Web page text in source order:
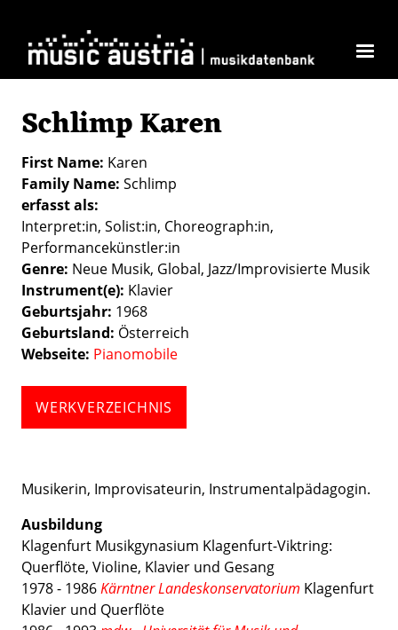
Schlimp Karen
First Name Karen
Family Name Schlimp
erfasst als
Interpret:in Solist:in Choreograph:in
Performancekünstler:in
Genre Neue Musik Global Jazz/Improvisierte Musik
Instrument(e) Klavier
Geburtsjahr 1968
Geburtsland Österreich
Webseite Pianomobile
WERKVERZEICHNIS
Musikerin, Improvisateurin, Instrumentalpädagogin.
Ausbildung
Klagenfurt Musikgynasium Klagenfurt-Viktring:
Querflöte, Violine, Klavier und Gesang
1978 - 1986Kärntner Landeskonservatorium Klagenfurt
Klavier und Querflöte